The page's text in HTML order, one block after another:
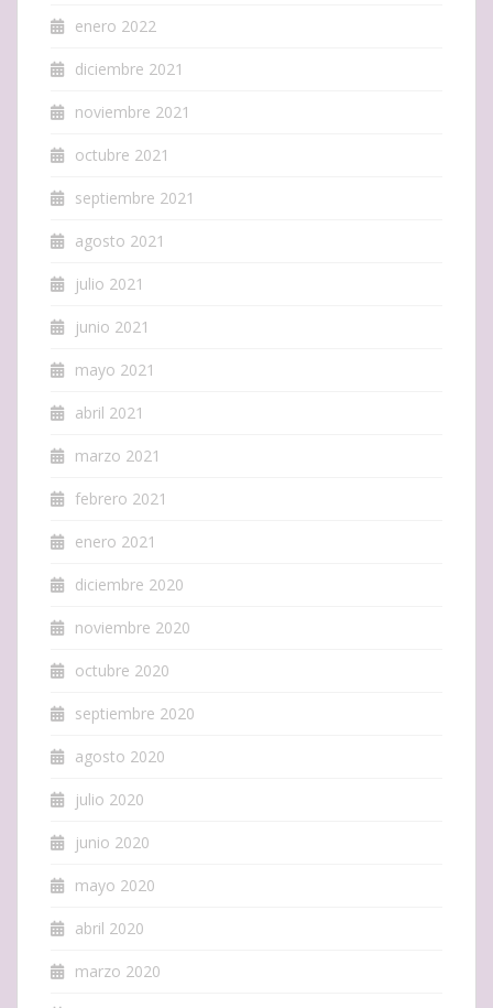
enero 2022
diciembre 2021
noviembre 2021
octubre 2021
septiembre 2021
agosto 2021
julio 2021
junio 2021
mayo 2021
abril 2021
marzo 2021
febrero 2021
enero 2021
diciembre 2020
noviembre 2020
octubre 2020
septiembre 2020
agosto 2020
julio 2020
junio 2020
mayo 2020
abril 2020
marzo 2020